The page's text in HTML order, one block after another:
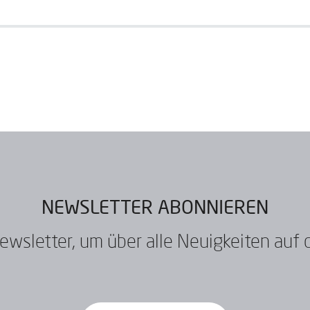
NEWSLETTER ABONNIEREN
um über alle Neuigkeiten auf